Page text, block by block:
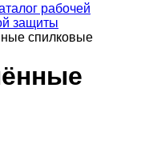
рабочей
защиты
спилковые